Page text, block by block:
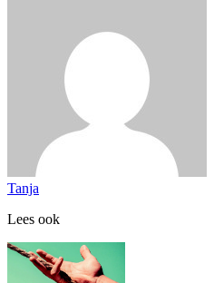
Tanja
Lees ook